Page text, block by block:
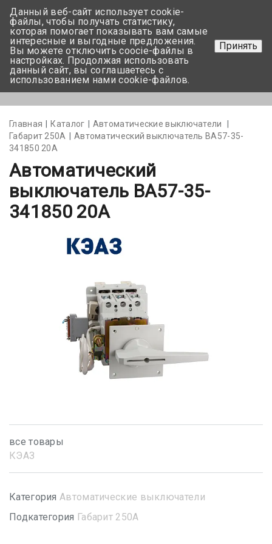
+375 17-350-99-56
+375 44-752-82-08
Задать вопрос
Главная Каталог
Автоматические выключатели
Габарит 250А
Автоматический выключатель ВА57-35-
341850 20А
Автоматический
выключатель ВА57-35-
341850 20А
все товары
КЭАЗ
Категория Автоматические выключатели
Подкатегория Габарит 250А
Данный веб-сайт использует cookie-
файлы, чтобы получать статистику,
которая помогает показывать вам самые
интересные и выгодные предложения.
Вы можете отключить coocie-файлы в
настройках. Продолжая использовать
данный сайт, вы соглашаетесь с
использованием нами cookie-файлов.
Принять